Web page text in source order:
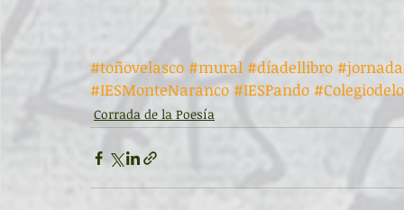
#toñovelasco #mural #díadellibro
#IESMonteNaranco #IESPando
Corrada de la Poesía